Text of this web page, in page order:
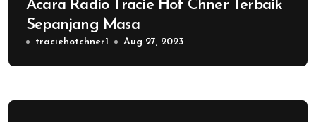
Acara Radio Tracie Hot Chner Terbaik
Sepanjang Masa
traciehotchner1 Aug 27, 2023